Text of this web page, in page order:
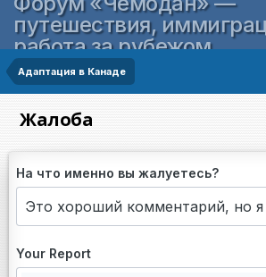
путешествия,
работа за рубежом
Адаптация в Канаде
Жалоба
На что именно вы жалуетесь?
Your Report